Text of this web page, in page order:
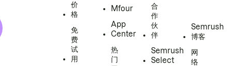
价
格
免
费
试
用
Mfour
App
Center
热
门
合
作
伙
伴
Semrush
Select
Semrush
博客
网
络